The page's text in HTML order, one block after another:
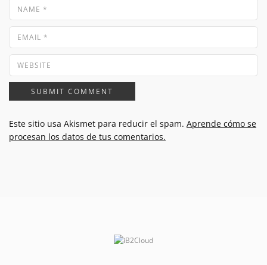
Este sitio usa Akismet para reducir el spam. Aprende cómo se
procesan los datos de tus comentarios.